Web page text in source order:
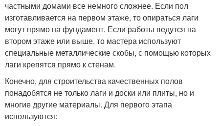
частными домами все немного сложнее. Если пол
изготавливается на первом этаже, то опираться лаги
могут прямо на фундамент. Если работы ведутся на
втором этаже или выше, то мастера используют
специальные металлические скобы, с помощью которых
лаги крепятся прямо к стенам.
Конечно, для строительства качественных полов
понадобятся не только лаги и доски или плиты, но и
многие другие материалы. Для первого этапа
используются: